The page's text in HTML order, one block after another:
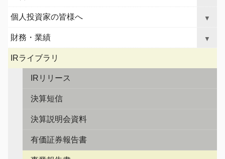
個人投資家の皆様へ ▼
財務・業績 ▼
IRライブラリ
IRリリース
決算短信
決算説明会資料
有価証券報告書